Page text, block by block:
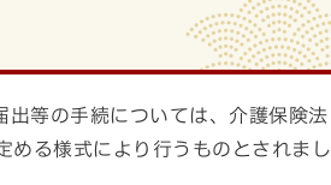
出等の手続については、介護保険法
める様式により行うものとされまし